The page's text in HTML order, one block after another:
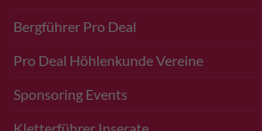
Bergführer Pro Deal
Pro Deal Höhlenkunde Vereine
Sponsoring Events